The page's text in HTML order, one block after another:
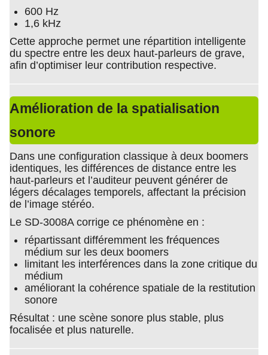
600 Hz
1,6 kHz
Cette approche permet une répartition intelligente
du spectre entre les deux haut-parleurs de grave,
afin d’optimiser leur contribution respective.
Amélioration de la spatialisation
sonore
Dans une configuration classique à deux boomers
identiques, les différences de distance entre les
haut-parleurs et l’auditeur peuvent générer de
légers décalages temporels, affectant la précision
de l’image stéréo.
Le SD-3008A corrige ce phénomène en :
répartissant différemment les fréquences
médium sur les deux boomers
limitant les interférences dans la zone critique du
médium
améliorant la cohérence spatiale de la restitution
sonore
Résultat : une scène sonore plus stable, plus
focalisée et plus naturelle.